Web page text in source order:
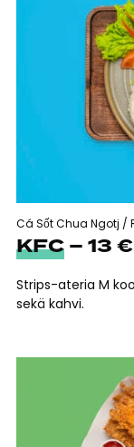
Cá Sốt Chua Ngotj
KFC – 13 €
Strips-ateria M
sekä kahvi.